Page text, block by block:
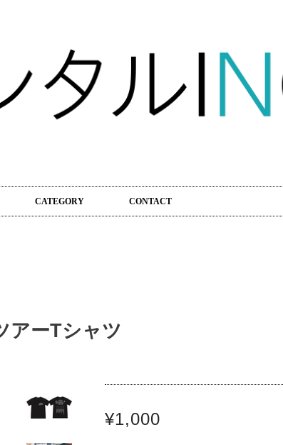
CATEGORY CONTACT
ーTシャツ
¥1,000